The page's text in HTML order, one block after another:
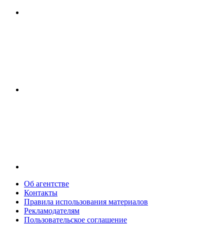
Об агентстве
Контакты
Правила использования материалов
Рекламодателям
Пользовательское соглашение